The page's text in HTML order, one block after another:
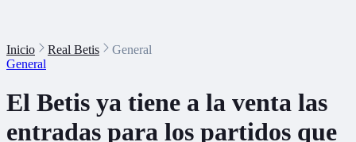
Inicio Real Betis
General
General
El Betis ya tiene a la venta las
entradas para los partidos que